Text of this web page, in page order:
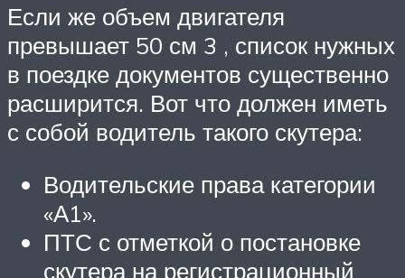
Если же объем двигателя
превышает 50 см 3 , список нужных
в поездке документов существенно
расширится. Вот что должен иметь
с собой водитель такого скутера:
Водительские права категории
«А1».
ПТС с отметкой о постановке
скутера на регистрационный